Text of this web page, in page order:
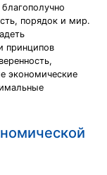
порядок и мир.
принципов
экономические